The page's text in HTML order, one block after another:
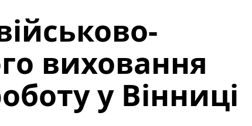
виховання
у Вінниці